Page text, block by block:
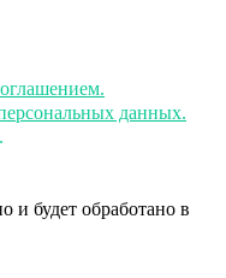
данных.
и будет обработано в